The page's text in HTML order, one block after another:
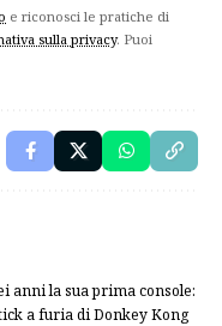
e riconosci le pratiche di
sulla privacy. Puoi
anni la sua prima console:
a furia di Donkey Kong